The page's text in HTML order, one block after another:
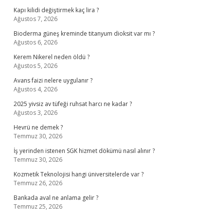
Kapı kilidi değiştirmek kaç lira ?
Ağustos 7, 2026
Bioderma güneş kreminde titanyum dioksit var mı ?
Ağustos 6, 2026
Kerem Nikerel neden öldü ?
Ağustos 5, 2026
Avans faizi nelere uygulanır ?
Ağustos 4, 2026
2025 yivsiz av tüfeği ruhsat harcı ne kadar ?
Ağustos 3, 2026
Hevrü ne demek ?
Temmuz 30, 2026
İş yerinden istenen SGK hizmet dökümü nasıl alınır ?
Temmuz 30, 2026
Kozmetik Teknolojisi hangi üniversitelerde var ?
Temmuz 26, 2026
Bankada aval ne anlama gelir ?
Temmuz 25, 2026